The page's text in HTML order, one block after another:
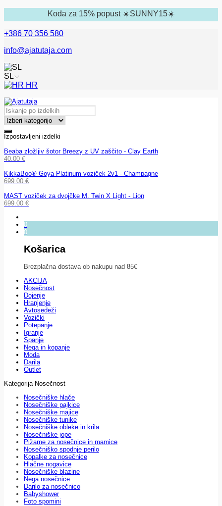
Koda za 15% popust ☀️SUNNY15☀️
+386 70 356 580
info@ajatutaja.com
SL
HR
Izpostavljeni izdelki
Beaba zložljiv šotor Breezy z UV zaščito - Clay Earth
40.00 €
KikkaBoo® Goya Platinum voziček 2v1 - Champagne
699.00 €
MAST voziček za dvojčke M. Twin X Light - Lion
699.00 €
0
0
Košarica
Brezplačna dostava ob nakupu nad 85€
AKCIJA
Nosečnost
Dojenje
Hranjenje
Avtosedeži
Vozički
Potepanje
Igranje
Spanje
Nega in kopanje
Moda
Darila
Outlet
Kategorija Nosečnost
Nosečniške hlače
Nosečniške pajkice
Nosečniške majice
Nosečniške tunike
Nosečniške obleke in krila
Nosečniške jope
Pižame za nosečnice in mamice
Nosečniško spodnje perilo
Kopalke za nosečnice
Hlačne nogavice
Nosečniške blazine
Nega nosečnice
Darilo za nosečnico
Babyshower
Foto spomini